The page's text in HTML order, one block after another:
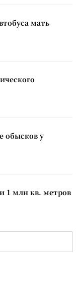
мать
обысков у
1 млн кв. метров